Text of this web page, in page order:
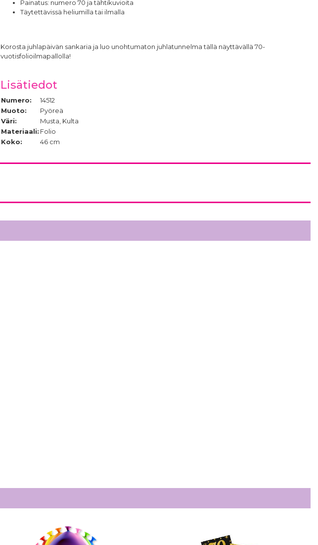
Painatus: numero 70 ja tähtikuvioita
Täytettävissä heliumilla tai ilmalla
Korosta juhlapäivän sankaria ja luo unohtumaton juhlatunnelma tällä näyttävällä 70-
vuotisfolioilmapallolla!
Lisätiedot
Numero:
14512
Muoto:
Pyöreä
Väri:
Musta, Kulta
Materiaali: Folio
Koko:
46 cm